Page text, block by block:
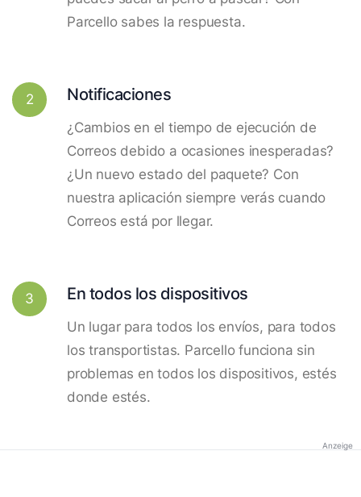
Parcello sabes la respuesta.
2 Notificaciones
¿Cambios en el tiempo de ejecución de
Correos debido a ocasiones inesperadas?
¿Un nuevo estado del paquete? Con
nuestra aplicación siempre verás cuando
Correos está por llegar.
3 En todos los dispositivos
Un lugar para todos los envíos, para todos
los transportistas. Parcello funciona sin
problemas en todos los dispositivos, estés
donde estés.
Anzeige